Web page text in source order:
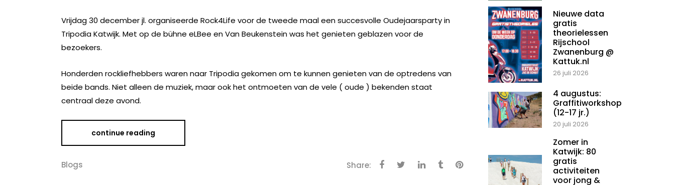
Vrijdag 30 december jl. organiseerde Rock4Life voor de tweede maal een succesvolle Oudejaarsparty in
Tripodia Katwijk. Met op de bühne eLBee en Van Beukenstein was het genieten geblazen voor de
bezoekers.
Honderden rockliefhebbers waren naar Tripodia gekomen om te kunnen genieten van de optredens van
beide bands. Niet alleen de muziek, maar ook het ontmoeten van de vele ( oude ) bekenden staat
centraal deze avond.
continue reading
Blogs Share:
Nieuwe data
gratis
theorielessen
Rijschool
Zwanenburg @
Kattuk.nl
26 juli 2026
4 augustus:
Graffitiworkshop
(12-17 jr.)
20 juli 2026
Zomer in
Katwijk: 80
gratis
activiteiten
voor jong &